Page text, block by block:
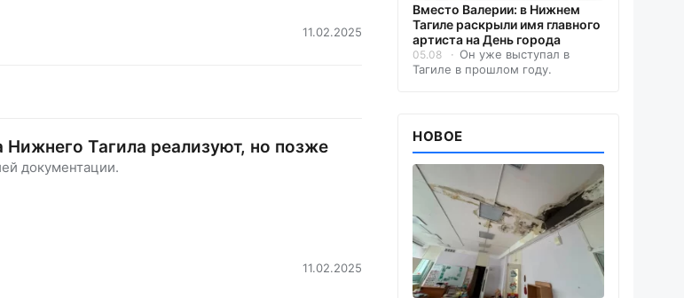
11.02.2025
Тагила реализуют, но позже
документации.
11.02.2025
Вместо Валерии: в Нижнем
Тагиле раскрыли имя главного
артиста на День города
05.08
Он уже выступал в
Тагиле в прошлом году.
НОВОЕ